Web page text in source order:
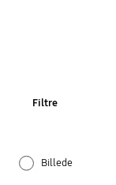
Filtre
Billede